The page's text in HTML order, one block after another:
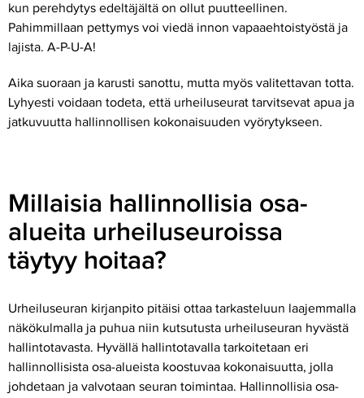
kun perehdytys edeltäjältä on ollut puutteellinen.
Pahimmillaan pettymys voi viedä innon vapaaehtoistyöstä ja
lajista. A-P-U-A!
Aika suoraan ja karusti sanottu, mutta myös valitettavan totta.
Lyhyesti voidaan todeta, että urheiluseurat tarvitsevat apua ja
jatkuvuutta hallinnollisen kokonaisuuden vyörytykseen.
Urheiluseuran kirjanpito pitäisi ottaa tarkasteluun laajemmalla
näkökulmalla ja puhua niin kutsutusta urheiluseuran hyvästä
hallintotavasta. Hyvällä hallintotavalla tarkoitetaan eri
hallinnollisista osa-alueista koostuvaa kokonaisuutta, jolla
johdetaan ja valvotaan seuran toimintaa. Hallinnollisia osa-
Millaisia hallinnollisia osa-
alueita urheiluseuroissa
täytyy hoitaa?